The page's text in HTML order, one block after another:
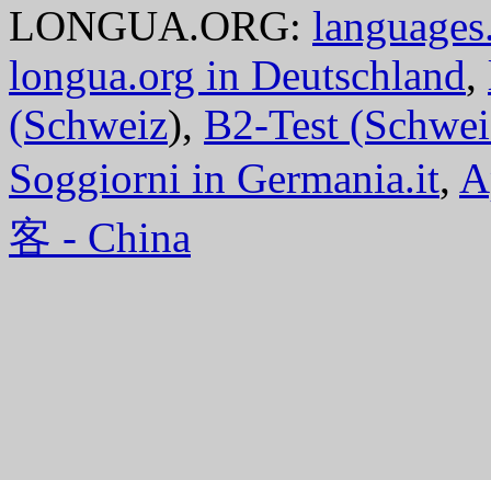
LONGUA.ORG:
longua.org in Deutschland,
(Schweiz), B2-Test
Soggiorni in Germania.it,
客 - China